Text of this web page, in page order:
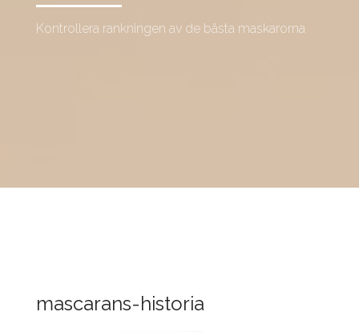
Kontrollera rankningen av de bästa maskarorna
mascarans-historia